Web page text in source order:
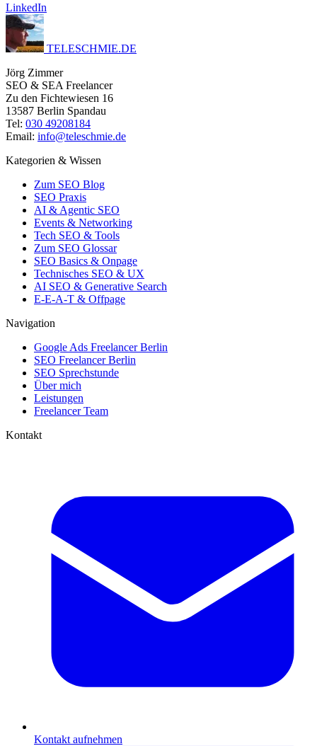
LinkedIn
TELESCHMIE.DE
Jörg Zimmer
SEO & SEA Freelancer
Zu den Fichtewiesen 16
13587 Berlin Spandau
Tel: 030 49208184
Email: info@teleschmie.de
Kategorien & Wissen
Zum SEO Blog
SEO Praxis
AI & Agentic SEO
Events & Networking
Tech SEO & Tools
Zum SEO Glossar
SEO Basics & Onpage
Technisches SEO & UX
AI SEO & Generative Search
E-E-A-T & Offpage
Navigation
Google Ads Freelancer Berlin
SEO Freelancer Berlin
SEO Sprechstunde
Über mich
Leistungen
Freelancer Team
Kontakt
Kontakt aufnehmen